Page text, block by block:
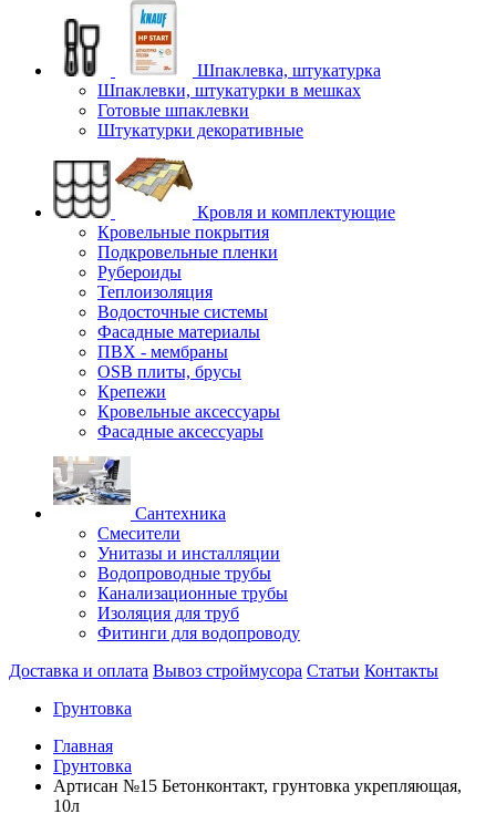
Шпаклевка, штукатурка
Шпаклевки, штукатурки в мешках
Готовые шпаклевки
Штукатурки декоративные
Кровля и комплектующие
Кровельные покрытия
Подкровельные пленки
Рубероиды
Теплоизоляция
Водосточные системы
Фасадные материалы
ПВХ - мембраны
OSB плиты, брусы
Крепежи
Кровельные аксессуары
Фасадные аксессуары
Сантехника
Смесители
Унитазы и инсталляции
Водопроводные трубы
Канализационные трубы
Изоляция для труб
Фитинги для водопроводу
Доставка и оплата Вывоз строймусора Статьи Контакты
Грунтовка
Главная
Грунтовка
Артисан №15 Бетонконтакт, грунтовка укрепляющая,
10л